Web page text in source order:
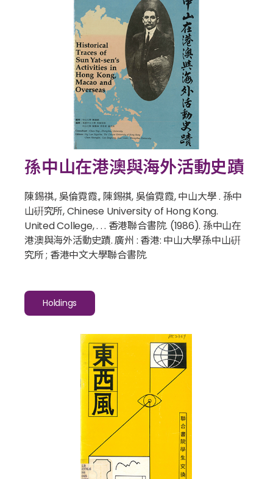
孫中山在港澳與海外活動史蹟
陳錫祺., 吳倫霓霞., 陳錫祺, 吳倫霓霞, 中山大學 . 孫中
山硏究所, Chinese University of Hong Kong.
United College, . . . 香港聯合書院. (1986). 孫中山在
港澳與海外活動史蹟. 廣州 : 香港: 中山大學孫中山硏
究所 ; 香港中文大學聯合書院.
Holdings